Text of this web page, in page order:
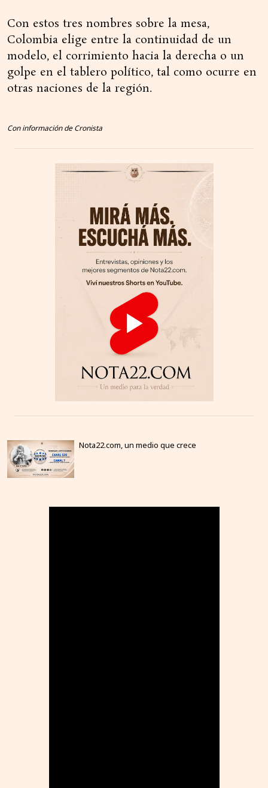
Con estos tres nombres sobre la mesa,
Colombia elige entre la continuidad de un
modelo, el corrimiento hacia la derecha o un
golpe en el tablero político, tal como ocurre en
otras naciones de la región.
Con información de Cronista
Nota22.com, un medio que crece